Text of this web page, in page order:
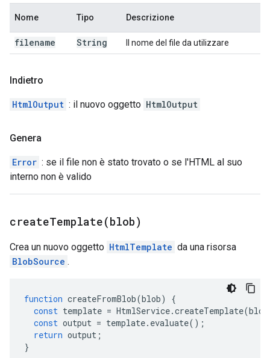
Nome Tipo Descrizione
filename String Il nome del file da utilizzare
Indietro
HtmlOutput : il nuovo oggetto HtmlOutput
Genera
Error : se il file non è stato trovato o se l'HTML al suo
interno non è valido
createTemplate(blob)
Crea un nuovo oggetto HtmlTemplate da una risorsa
BlobSource .
function createFromBlob(blob)
{
const template = HtmlService.createTemplate(blob
const output = template. evaluate();
return output ;
}